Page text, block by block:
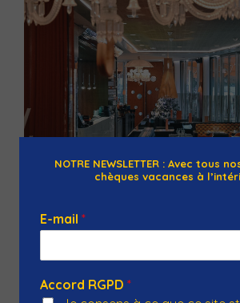
La Croisette La Baule
NOTRE NEWSLETTER : Avec tous
chèques vacances à
E-mail *
Accord RGPD *